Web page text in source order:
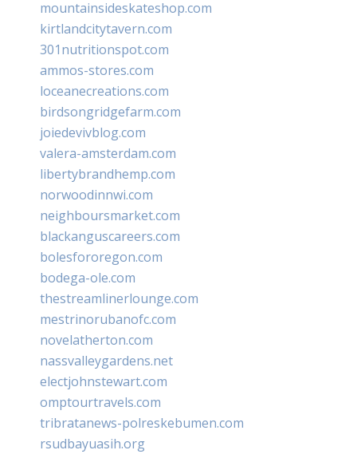
mountainsideskateshop.com
kirtlandcitytavern.com
301nutritionspot.com
ammos-stores.com
loceanecreations.com
birdsongridgefarm.com
joiedevivblog.com
valera-amsterdam.com
libertybrandhemp.com
norwoodinnwi.com
neighboursmarket.com
blackanguscareers.com
bolesfororegon.com
bodega-ole.com
thestreamlinerlounge.com
mestrinorubanofc.com
novelatherton.com
nassvalleygardens.net
electjohnstewart.com
omptourtravels.com
tribratanews-polreskebumen.com
rsudbayuasih.org